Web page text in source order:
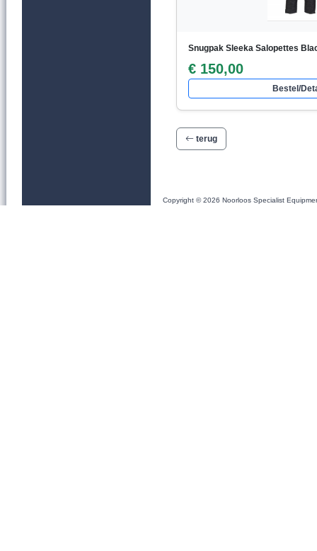
Snugpak Sleeka Salopettes
€ 150,00
Bestel/
terug
Copyright © 2026 Noorloos Specialist